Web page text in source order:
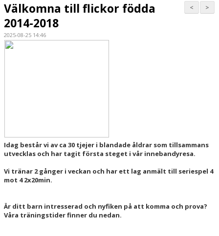
>
<
Välkomna till flickor födda
2014-2018
2025-08-25 14:46
Idag består vi av ca 30 tjejer i blandade åldrar som tillsammans
utvecklas och har tagit första steget i vår innebandyresa.
Vi tränar 2 gånger i veckan och har ett lag anmält till seriespel 4
mot 4 2x20min.
Är ditt barn intresserad och nyfiken på att komma och prova?
Våra träningstider finner du nedan.